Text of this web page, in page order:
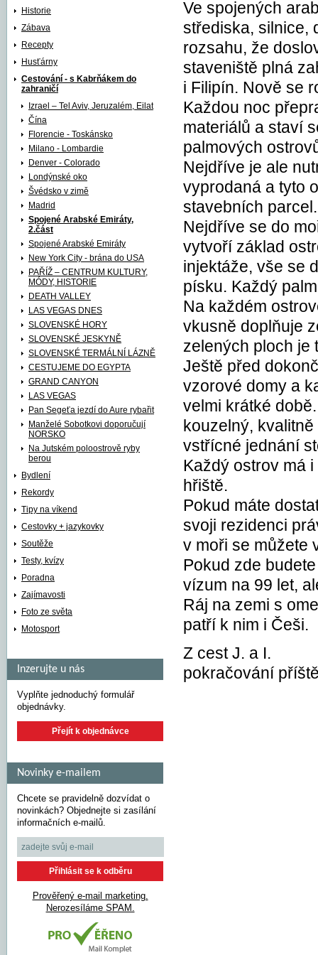
Historie
Zábava
Recepty
Husťárny
Cestování - s Kabrňákem do
zahraničí
Izrael – Tel Aviv, Jeruzalém, Eilat
Čína
Florencie - Toskánsko
Milano - Lombardie
Denver - Colorado
Londýnské oko
Švédsko v zimě
Madrid
Spojené Arabské Emiráty,
2.část
Spojené Arabské Emiráty
New York City - brána do USA
PAŘÍŽ – CENTRUM KULTURY,
MÓDY, HISTORIE
DEATH VALLEY
LAS VEGAS DNES
SLOVENSKÉ HORY
SLOVENSKÉ JESKYNĚ
SLOVENSKÉ TERMÁLNÍ LÁZNĚ
CESTUJEME DO EGYPTA
GRAND CANYON
LAS VEGAS
Pan Segeťa jezdí do Aure rybařit
Manželé Sobotkovi doporučují
NORSKO
Na Jutském poloostrově ryby
berou
Bydlení
Rekordy
Tipy na víkend
Cestovky + jazykovky
Soutěže
Testy, kvízy
Poradna
Zajímavosti
Foto ze světa
Motosport
Inzerujte u nás
Vyplňte jednoduchý formulář
objednávky.
Přejít k objednávce
Novinky e-mailem
Chcete se pravidelně dozvídat o
novinkách? Objednejte si zasílání
informačních e-mailů.
Prověřený e-mail marketing.
Nerozesíláme SPAM.
Ve spojených
střediska, silnice,
rozsahu, že
staveniště plná
i Filipín. Nově se
Každou noc
materiálů a staví
palmových
Nejdříve je ale
vyprodaná a tyto
stavebních parcel.
Nejdříve se do
vytvoří základ
injektáže, vše se
písku. Každý
Na každém
vkusně doplňuje
zelených ploch je
Ještě před
vzorové domy a
velmi krátké
kouzelný,
vstřícné jednání
Každý ostrov má
hřiště.
Pokud máte
svoji rezidenci
v moři se můžete
Pokud zde
vízum na 99 let,
Ráj na zemi s
patří k nim i Češi.
Z cest J. a I.
pokračování